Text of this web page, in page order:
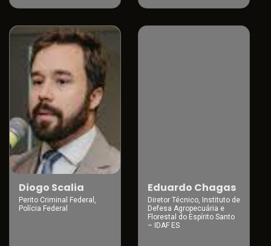
Diogo Scalia
Perito Criminal Federal,
Polícia Federal
Eduardo Chagas
Diretor Técnico, Instituto de
Defesa Agropecuária e
Florestal do Espírito Santo
– IDAF ES